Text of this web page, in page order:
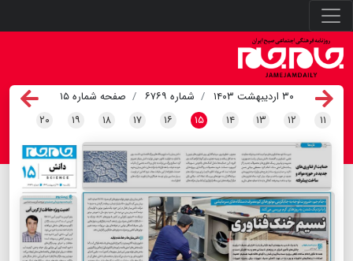
۳۰ اردیبهشت ۱۴۰۳ شماره ۶۷۶۹
صفحه شماره ۱۵
۱۱ ۱۲ ۱۳ ۱۴ ۱۵ ۱۶ ۱۷ ۱۸ ۱۹ ۲۰